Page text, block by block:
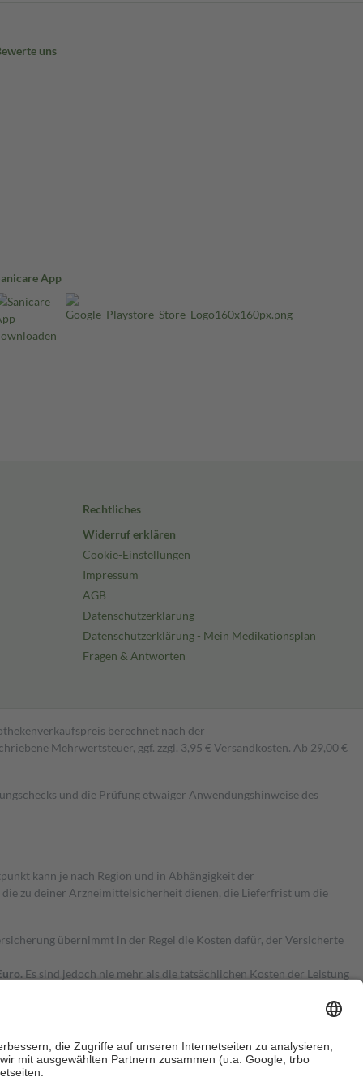
uns
App
Rechtliches
Widerruf erklären
Cookie-Einstellungen
Impressum
AGB
Datenschutzerklärung
Datenschutzerklärung - Mein Medikationsplan
Fragen & Antworten
berechnet nach der
Mehrwertsteuer, ggf. zzgl. 3,95 € Versandkosten. Ab 29,00 €
und die Prüfung etwaiger Anwendungshinweise des
kann je nach Region und in Abhängigkeit der
zu deiner Arzneimittelsicherheit dienen, die Lieferfrist um die
übernimmt in der Regel die Kosten dafür, der Versicherte
Es sind jedoch nie mehr als die tatsächlichen Kosten der Leistung
Zuzahlungen an bei: